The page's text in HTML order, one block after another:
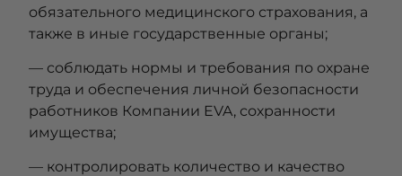
обязательного медицинского страхования, а
также в иные государственные органы;
— соблюдать нормы и требования по охране
труда и обеспечения личной безопасности
работников Компании EVA, сохранности
имущества;
— контролировать количество и качество